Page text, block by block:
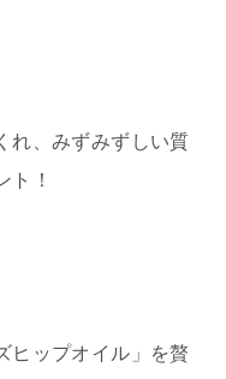
れ、みずみずしい質
ト！
ヒップオイル」を贅